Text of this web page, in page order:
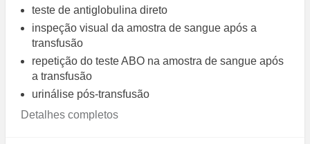
teste de antiglobulina direto
inspeção visual da amostra de sangue após a
transfusão
repetição do teste ABO na amostra de sangue após
a transfusão
urinálise pós-transfusão
Detalhes completos